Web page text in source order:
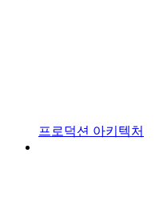
프로덕션 아키텍처